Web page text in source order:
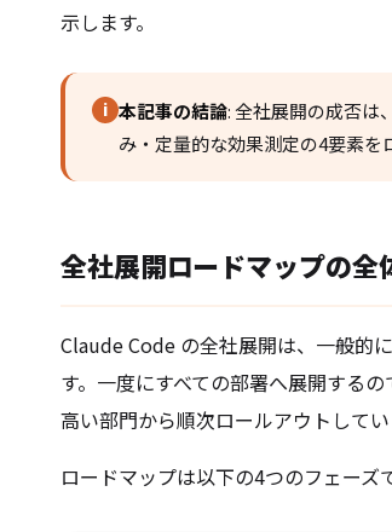
示します。
i 本記事の結論: 全社展開の成否は
み・定量的な効果測定の4要素
全社展開ロードマップの全
Claude Code の全社展開は、一般的に
す。一度にすべての部署へ展開する
高い部門から順次ロールアウトしてい
ロードマップは以下の4つのフェーズ